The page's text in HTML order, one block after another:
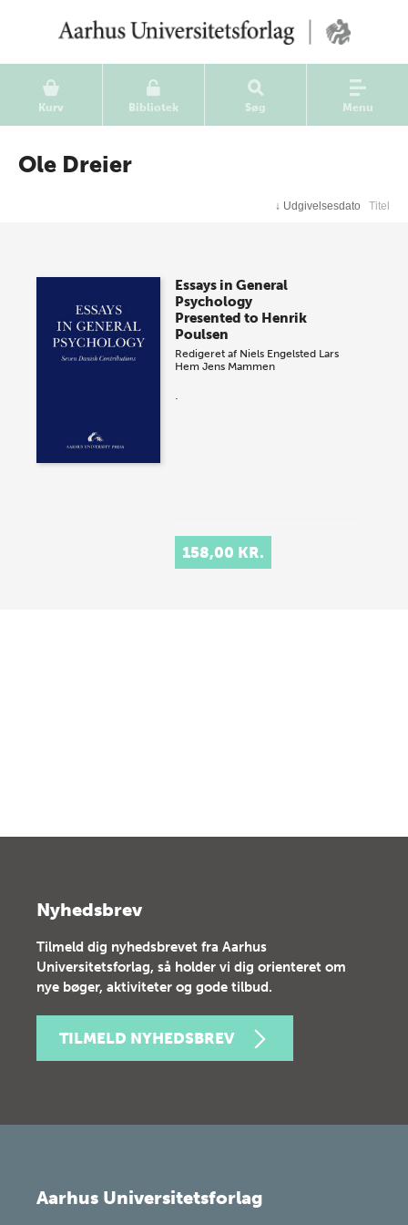
Kurv Bibliotek Søg Menu
Ole Dreier
↓ Udgivelsesdato Titel
Essays in General
Psychology
Presented to Henrik
Poulsen
Redigeret af Niels Engelsted Lars
Hem Jens Mammen
.
158,00 KR.
Nyhedsbrev
Tilmeld dig nyhedsbrevet fra Aarhus
Universitetsforlag, så holder vi dig orienteret om
nye bøger, aktiviteter og gode tilbud.
TILMELD NYHEDSBREV
Aarhus Universitetsforlag